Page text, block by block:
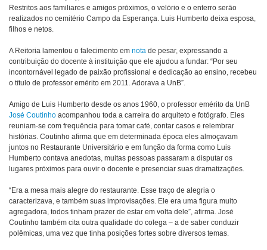
Restritos aos familiares e amigos próximos, o velório e o enterro serão
realizados no cemitério Campo da Esperança. Luis Humberto deixa esposa,
filhos e netos.
A Reitoria lamentou o falecimento em nota de pesar, expressando a
contribuição do docente à instituição que ele ajudou a fundar: “Por seu
incontornável legado de paixão profissional e dedicação ao ensino, recebeu
o título de professor emérito em 2011. Adorava a UnB”.
Amigo de Luis Humberto desde os anos 1960, o professor emérito da UnB
José Coutinho acompanhou toda a carreira do arquiteto e fotógrafo. Eles
reuniam-se com frequência para tomar café, contar casos e relembrar
histórias. Coutinho afirma que em determinada época eles almoçavam
juntos no Restaurante Universitário e em função da forma como Luis
Humberto contava anedotas, muitas pessoas passaram a disputar os
lugares próximos para ouvir o docente e presenciar suas dramatizações.
“Era a mesa mais alegre do restaurante. Esse traço de alegria o
caracterizava, e também suas improvisações. Ele era uma figura muito
agregadora, todos tinham prazer de estar em volta dele”, afirma. José
Coutinho também cita outra qualidade do colega – a de saber conduzir
polêmicas, uma vez que tinha posições fortes sobre diversos temas.